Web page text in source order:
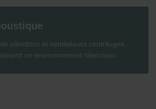
silentbloc et ventilateurs centrifuges
un environnement silencieux.